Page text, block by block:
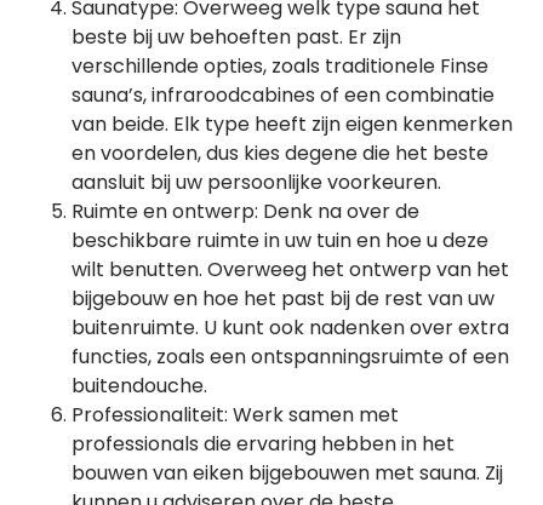
Saunatype: Overweeg welk type sauna het
beste bij uw behoeften past. Er zijn
verschillende opties, zoals traditionele Finse
sauna’s, infraroodcabines of een combinatie
van beide. Elk type heeft zijn eigen kenmerken
en voordelen, dus kies degene die het beste
aansluit bij uw persoonlijke voorkeuren.
Ruimte en ontwerp: Denk na over de
beschikbare ruimte in uw tuin en hoe u deze
wilt benutten. Overweeg het ontwerp van het
bijgebouw en hoe het past bij de rest van uw
buitenruimte. U kunt ook nadenken over extra
functies, zoals een ontspanningsruimte of een
buitendouche.
Professionaliteit: Werk samen met
professionals die ervaring hebben in het
bouwen van eiken bijgebouwen met sauna. Zij